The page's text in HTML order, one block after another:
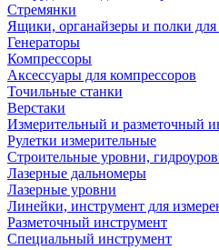
Стремянки
Ящики, органайзеры и полки для
Генераторы
Компрессоры
Аксессуары для компрессоров
Точильные станки
Верстаки
Измерительный и разметочный
Рулетки измерительные
Строительные уровни,
Лазерные дальномеры
Лазерные уровни
Линейки, инструмент для
Разметочный инструмент
Специальный инструмент